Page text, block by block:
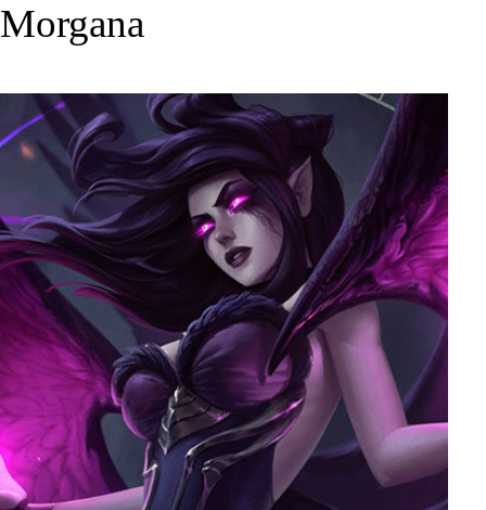
Morgana